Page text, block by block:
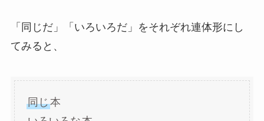
「同じだ」「いろいろだ」をそれぞれ連体形にし
てみると、
同じ本